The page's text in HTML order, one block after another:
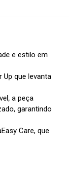
e estilo em
que levanta
a peça
garantindo
Care, que